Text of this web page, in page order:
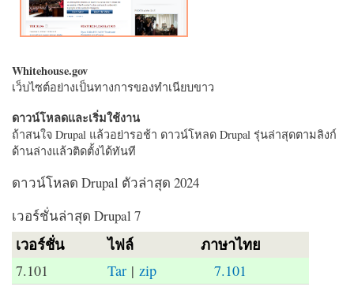
Whitehouse.gov
เว็บไซต์อย่างเป็นทางการของทำเนียบขาว
ดาวน์โหลดและเริ่มใช้งาน
ถ้าสนใจ Drupal แล้วอย่ารอช้า ดาวน์โหลด Drupal รุ่นล่าสุดตามลิงก์
ด้านล่างแล้วติดตั้งได้ทันที
ดาวน์โหลด Drupal ตัวล่าสุด 2024
เวอร์ชั่นล่าสุด Drupal 7
เวอร์ชั่น ไฟล์ ภาษาไทย
7.101 Tar |zip 7.101